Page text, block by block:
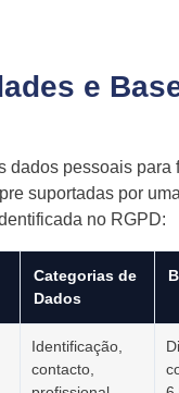
e
dados pessoais para
suportadas por
no RGPD:
Categorias de
Dados
Identificação,
contacto,